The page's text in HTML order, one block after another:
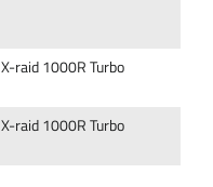
X-raid 1000R Turbo
X-raid 1000R Turbo